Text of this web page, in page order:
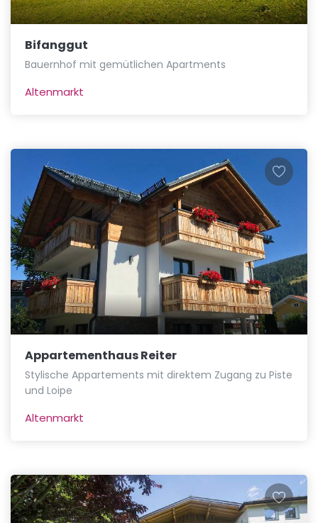
Bifanggut
Bauernhof mit gemütlichen Apartments
Altenmarkt
Appartementhaus Reiter
Stylische Appartements mit direktem Zugang zu Piste
und Loipe
Altenmarkt